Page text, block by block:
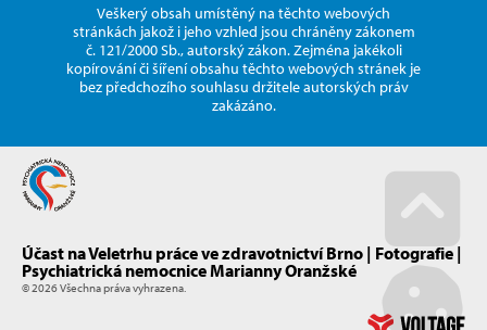
Veškerý obsah umístěný na těchto webových
stránkách jakož i jeho vzhled jsou chráněny zákonem
č. 121/2000 Sb., autorský zákon. Zejména jakékoli
kopírování či šíření obsahu těchto webových stránek je
bez předchozího souhlasu držitele autorských práv
zakázáno.
Účast na Veletrhu práce ve zdravotnictví Brno | Fotografie |
Psychiatrická nemocnice Marianny Oranžské
© 2026 Všechna práva vyhrazena. Go